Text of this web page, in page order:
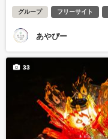
グループ フリーサイト
あやぴー
33